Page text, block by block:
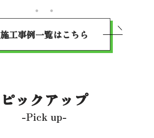
施工事例一覧はこちら
ピックアップ
-Pick up-